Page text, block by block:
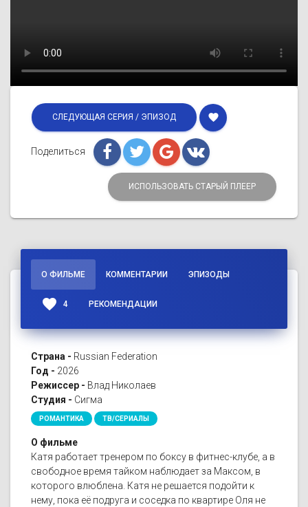
СЛЕДУЮЩАЯ СЕРИЯ / ЭПИЗОД favorite
Поделиться
ИСПОЛЬЗОВАТЬ СТАРЫЙ ПЛЕЕР
О ФИЛЬМЕ КОММЕНТАРИИ ЭПИЗОДЫ
favorite 4 РЕКОМЕНДАЦИИ
Страна - Russian Federation
Год - 2026
Режиссер - Влад Николаев
Студия - Сигма
РОМАНТИКА ТВ/СЕРИАЛЫ
О фильме
Катя работает тренером по боксу в фитнес-клубе, а в
свободное время тайком наблюдает за Максом, в
которого влюблена. Катя не решается подойти к
нему, пока её подруга и соседка по квартире Оля не